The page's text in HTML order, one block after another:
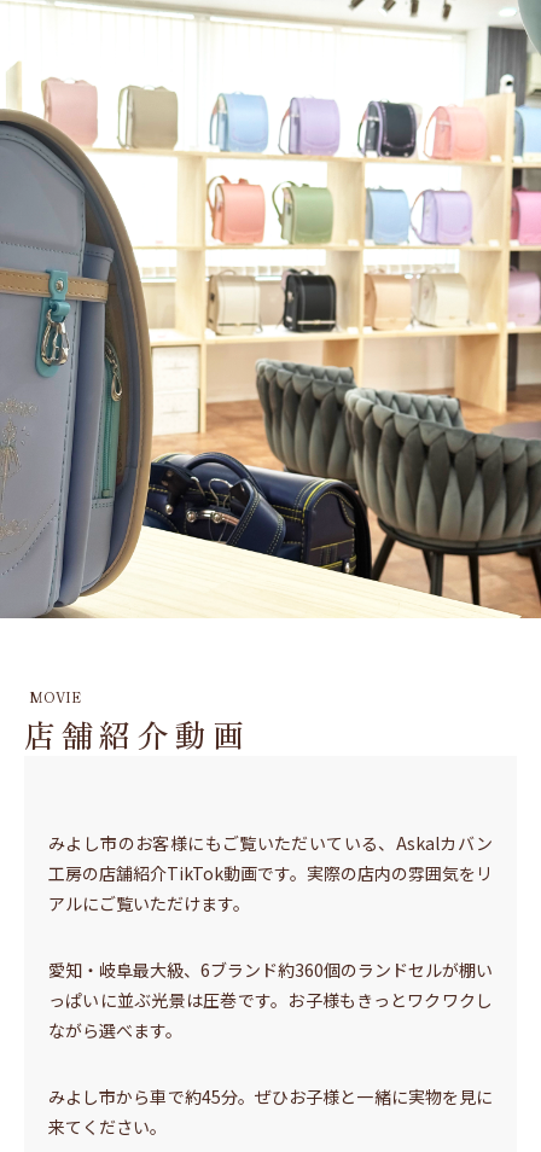
MOVIE
店舗紹介動画
みよし市のお客様にもご覧いただいている、Askalカバン
工房の店舗紹介TikTok動画です。実際の店内の雰囲気をリ
アルにご覧いただけます。
愛知・岐阜最大級、6ブランド約360個のランドセルが棚い
っぱいに並ぶ光景は圧巻です。お子様もきっとワクワクし
ながら選べます。
みよし市から車で約45分。ぜひお子様と一緒に実物を見に
来てください。